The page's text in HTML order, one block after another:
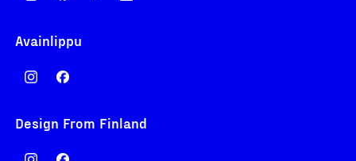
Avainlippu
Design From Finland